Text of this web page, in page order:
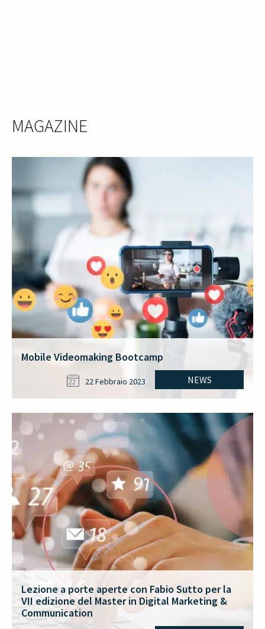
MAGAZINE
Mobile Videomaking Bootcamp
NEWS
22 22 Febbraio 2023
Lezione a porte aperte con Fabio Sutto per la
VII edizione del Master in Digital Marketing &
Communication